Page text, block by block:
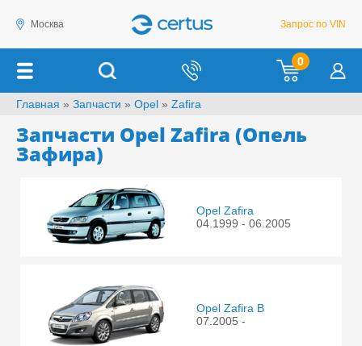
Москва Запрос по VIN
0
Главная » Запчасти » Opel » Zafira
Запчасти Opel Zafira (Опель
Зафира)
Opel Zafira
04.1999 - 06.2005
Opel Zafira B
07.2005 -